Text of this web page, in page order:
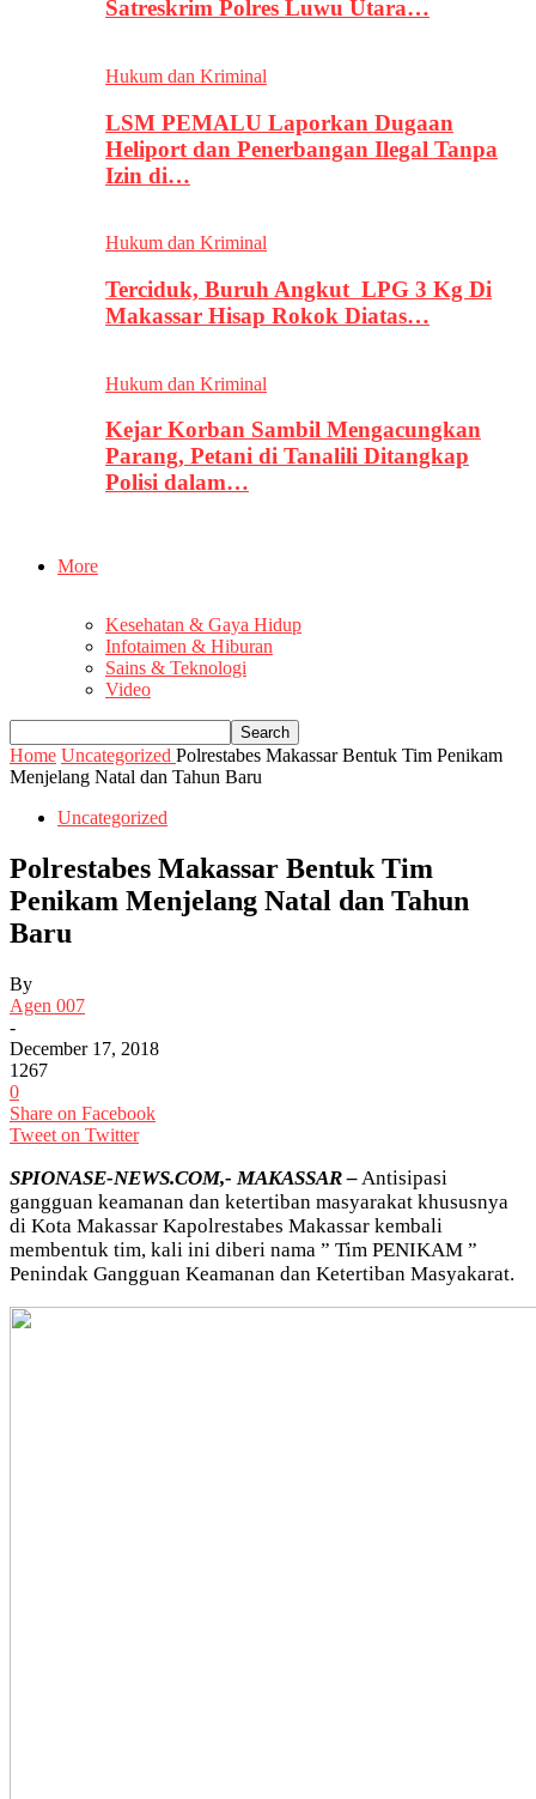
Satreskrim Polres Luwu Utara…
Hukum dan Kriminal
LSM PEMALU Laporkan Dugaan
Heliport dan Penerbangan Ilegal Tanpa
Izin di…
Hukum dan Kriminal
Terciduk, Buruh Angkut LPG 3 Kg Di
Makassar Hisap Rokok Diatas…
Hukum dan Kriminal
Kejar Korban Sambil Mengacungkan
Parang, Petani di Tanalili Ditangkap
Polisi dalam…
More
Kesehatan & Gaya Hidup
Infotaimen & Hiburan
Sains & Teknologi
Video
Home Uncategorized Polrestabes Makassar Bentuk Tim Penikam
Menjelang Natal dan Tahun Baru
Uncategorized
Polrestabes Makassar Bentuk Tim
Penikam Menjelang Natal dan Tahun
Baru
By
Agen 007
-
December 17, 2018
1267
0
Share on Facebook
Tweet on Twitter
SPIONASE-NEWS.COM,- MAKASSAR –Antisipasi
gangguan keamanan dan ketertiban masyarakat khususnya
di Kota Makassar Kapolrestabes Makassar kembali
membentuk tim, kali ini diberi nama ” Tim PENIKAM ”
Penindak Gangguan Keamanan dan Ketertiban Masyakarat.